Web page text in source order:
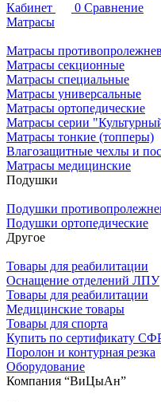
Кабинет
0 Сравнение
Матрасы
Матрасы
Матрасы секционные
Матрасы специальные
Матрасы универсальные
Матрасы ортопедические
Матрасы серии
Матрасы тонкие (топперы)
Влагозащитные чехлы и
Матрасы медицинские
Подушки
Подушки
Подушки ортопедические
Другое
Товары для реабилитации
Оснащение отделений ЛПУ
Товары для реабилитации
Медицинские товары
Товары для спорта
Купить по сертификату
Поролон и контурная резка
Оборудование
Компания “ВиЦыАн”